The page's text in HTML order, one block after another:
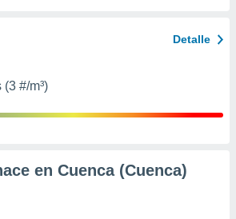
Detalle
#/m³)
en Cuenca (Cuenca)